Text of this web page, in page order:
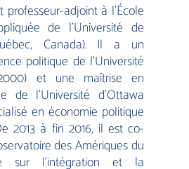
professeur-adjoint à l’École
de l’Université de
Canada). Il a un
politique de l’Université
et une maîtrise en
de l’Université d’Ottawa
en économie politique
2013 à fin 2016, il est co-
des Amériques du
sur l’intégration et la